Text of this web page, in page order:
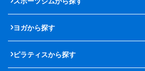
ヨガから探す
ピラティスから探す